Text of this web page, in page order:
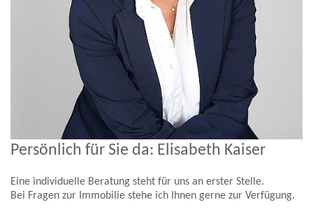
Persönlich für Sie da: Elisabeth Kaiser
Eine individuelle Beratung steht für uns an erster Stelle.
Bei Fragen zur Immobilie stehe ich Ihnen gerne zur Verfügung.